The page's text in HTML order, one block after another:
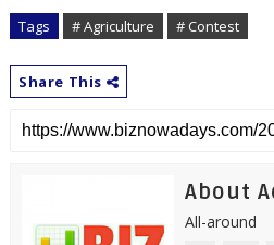
Tags # Agriculture # Contest
Share This
About
All-around